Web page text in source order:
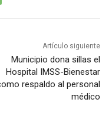
Artículo siguiente
Municipio dona sillas el
Hospital IMSS-Bienestar
respaldo al personal
médico